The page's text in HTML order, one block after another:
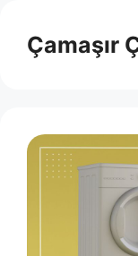
Çamaşır